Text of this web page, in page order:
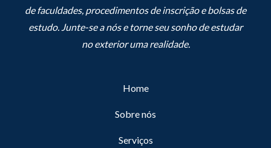
de faculdades, procedimentos de inscrição e bolsas de
estudo. Junte-se a nós e torne seu sonho de estudar
no exterior uma realidade.
Home
Sobre nós
Serviços